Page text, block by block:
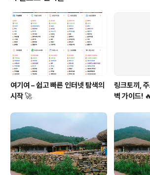
국 건설 과정백제의 왕국 건설은 4세기 말에서 5세기 초에
걸쳐 이루어진 중요한 역사적 사건입니다.백제는 초기에는
한반도 남부의 작은 국가에서 출발했지만, 뛰어난 군사적
지도력과 전략적 외교를 통해 빠르게 확장할 수 있었습니
다. 백제의 건국은 주몽의 후손인 온조왕에..
여기여 – 쉽고 빠른 인터넷 탐색의
시작 🚀
링크토끼,
벽 가이드!